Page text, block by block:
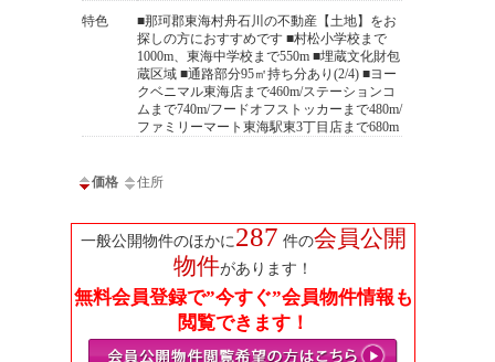
特色
■那珂郡東海村舟石川の不動産【土地】をお
探しの方におすすめです ■村松小学校まで
1000m、東海中学校まで550m ■埋蔵文化財包
蔵区域 ■通路部分95㎡持ち分あり(2/4) ■ヨー
クベニマル東海店まで460m/ステーションコ
ムまで740m/フードオフストッカーまで480m/
ファミリーマート東海駅東3丁目店まで680m
価格 住所
一般公開物件のほかに287 件の会員公開
物件があります！
無料会員登録で”今すぐ”会員物件情報も
閲覧できます！